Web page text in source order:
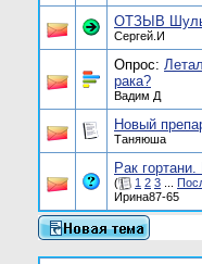
ОТЗЫВ
Сергей.И
Опрос:
рака?
Вадим Д
Новый
Таняюша
Рак
( 1 2 3
Ирина87-65